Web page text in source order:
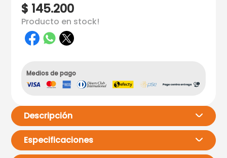
$ 145.200
Producto en stock!
Medios de pago
Descripción
Especificaciones